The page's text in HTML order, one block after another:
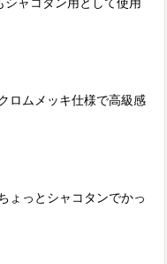
ロムメッキ仕様で高級感
ょっとシャコタンでかっ